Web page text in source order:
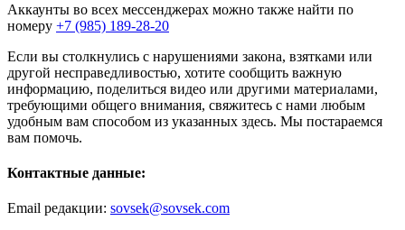
Аккаунты во всех мессенджерах можно также найти по
номеру +7 (985) 189-28-20
Если вы столкнулись с нарушениями закона, взятками или
другой несправедливостью, хотите сообщить важную
информацию, поделиться видео или другими материалами,
требующими общего внимания, свяжитесь с нами любым
удобным вам способом из указанных здесь. Мы постараемся
вам помочь.
Контактные данные:
Email редакции: sovsek@sovsek.com